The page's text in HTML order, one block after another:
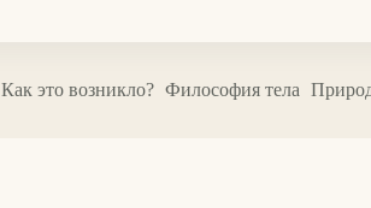
Как это возникло? Философия тела